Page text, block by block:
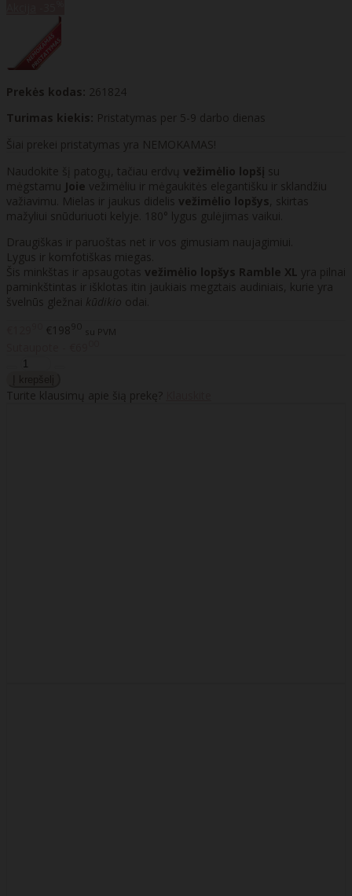
Prekės kodas: 261824
Turimas kiekis: Pristatymas per 5-9 darbo dienas
Šiai prekei pristatymas yra NEMOKAMAS!
Naudokite šį patogų, tačiau erdvų vežimėlio lopšį su
mėgstamu Joie vežimėliu ir mėgaukitės elegantišku ir sklandžiu
važiavimu. Mielas ir jaukus didelis vežimėlio lopšys, skirtas
mažyliui snūduriuoti kelyje. 180° lygus gulėjimas vaikui.
Draugiškas ir paruoštas net ir vos gimusiam naujagimiui.
Lygus ir komfotiškas miegas.
Šis minkštas ir apsaugotas vežimėlio lopšys Ramble XL yra pilnai
paminkštintas ir išklotas itin jaukiais megztais audiniais, kurie yra
švelnūs gležnai kūdikio odai.
€19890 su PVM
Turite klausimų apie šią prekę?